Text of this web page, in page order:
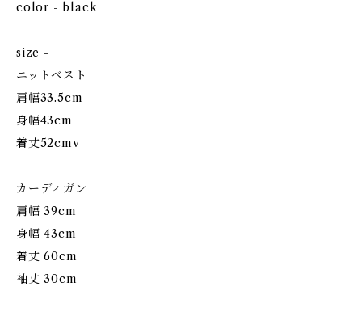
color - black
size -
ニットベスト
肩幅33.5cm
身幅43cm
着丈52cmv
カーディガン
肩幅 39cm
身幅 43cm
着丈 60cm
袖丈 30cm